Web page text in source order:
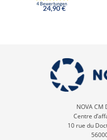
24,90€
NOVA CM
Centre
10 rue du